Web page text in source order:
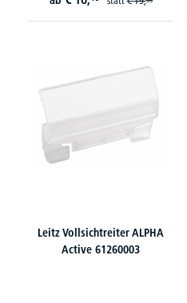
Leitz Vollsichtreiter ALPHA
Active 61260003